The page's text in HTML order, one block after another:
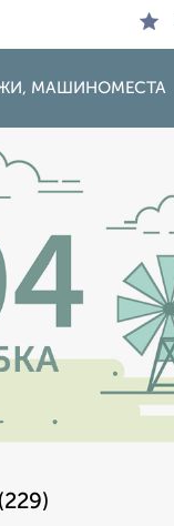
МАШИНОМЕСТА